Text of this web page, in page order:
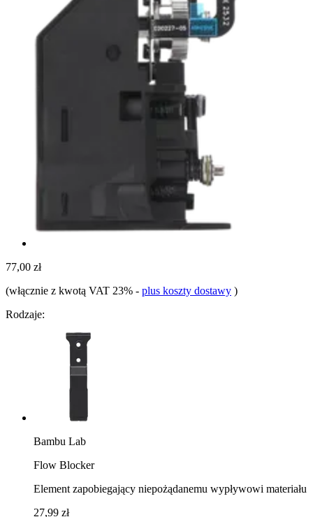
77,00 zł
(włącznie z kwotą VAT 23% - plus koszty dostawy )
Rodzaje:
Bambu Lab
Flow Blocker
Element zapobiegający niepożądanemu wypływowi materiału
27,99 zł